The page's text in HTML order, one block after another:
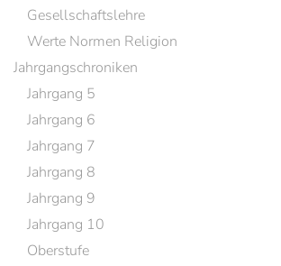
Gesellschaftslehre
Werte Normen Religion
Jahrgangschroniken
Jahrgang 5
Jahrgang 6
Jahrgang 7
Jahrgang 8
Jahrgang 9
Jahrgang 10
Oberstufe